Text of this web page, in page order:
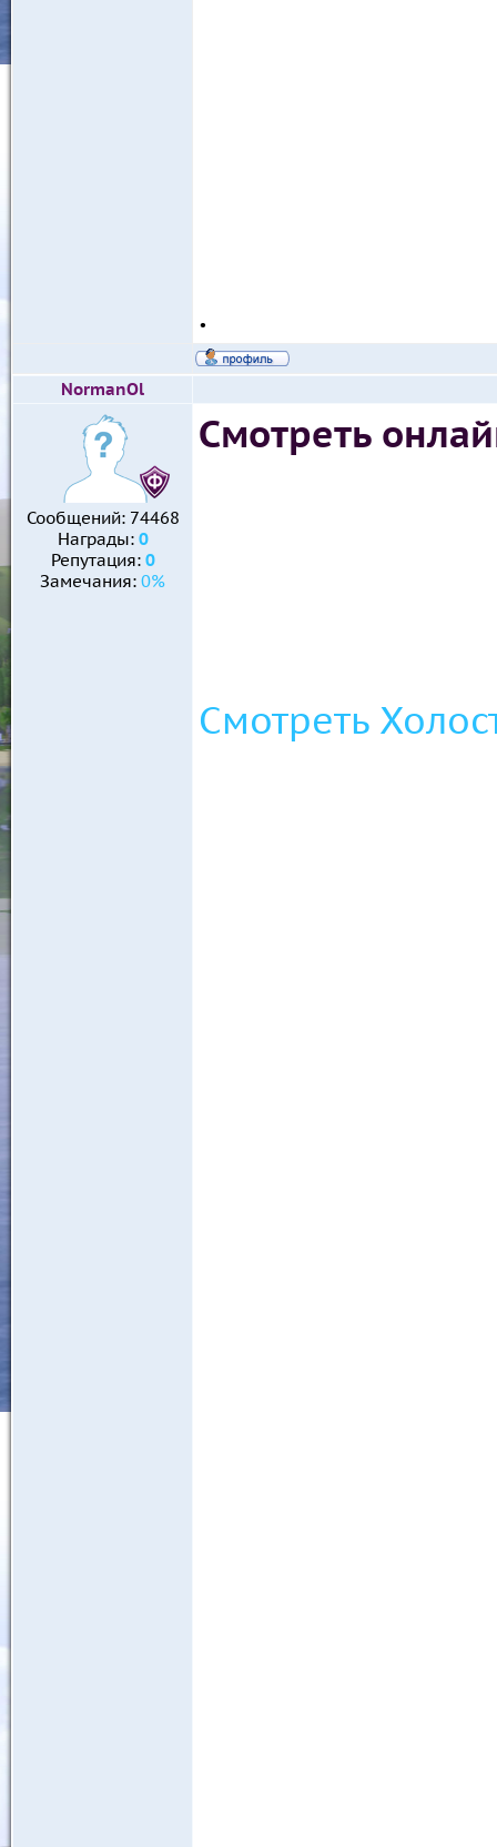
.
NormanOl
Сообщений: 74468
Награды: 0
Репутация: 0
Замечания: 0%
Смотреть
Смотреть